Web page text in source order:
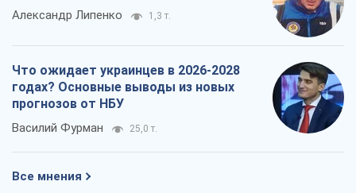
Александр Липенко 1,3 т.
Что ожидает украинцев в 2026-2028
годах? Основные выводы из новых
прогнозов от НБУ
Василий Фурман 25,0 т.
Все мнения